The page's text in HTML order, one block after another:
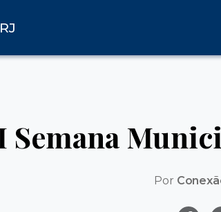
Semana
Por